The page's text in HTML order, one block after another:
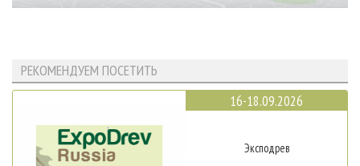
РЕКОМЕНДУЕМ ПОСЕТИТЬ
16-18.09.2026
Эксподрев